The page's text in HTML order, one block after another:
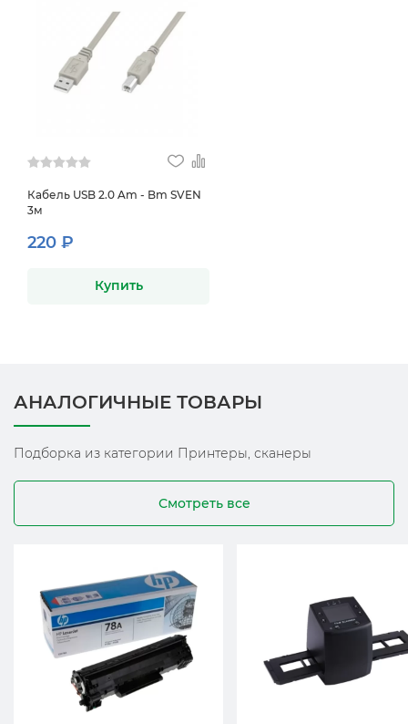
Кабель USB 2.0 Am - Bm SVEN
3м
220 ₽
Купить
АНАЛОГИЧНЫЕ ТОВАРЫ
Подборка из категории Принтеры, сканеры
Смотреть все